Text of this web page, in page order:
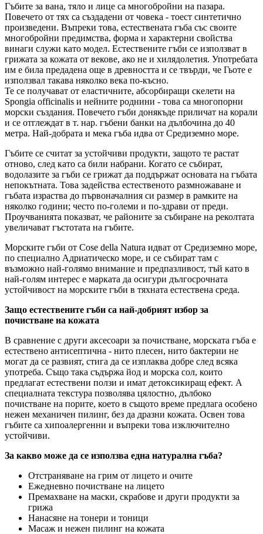
Гъбите за вана, тяло и лице са многобройни на пазара.
Повечето от тях са създадени от човека - тоест синтетично
произведени. Въпреки това, естествената гъба със своите
многобройни предимства, форма и характерни свойства
винаги служи като модел. Естествените гъби се използват в
грижата за кожата от векове, ако не и хилядолетия. Употребата
им е била предадена още в древността и се твърди, че Гьоте е
използвал такава няколко века по-късно.
Те се получават от еластичните, абсорбиращи скелети на
Spongia officinalis и нейните роднини - това са многопорни
морски създания. Повечето гъби донякъде приличат на корали
и се отглеждат в т. нар. гъбени банки на дълбочина до 40
метра. Най-добрата и мека гъба идва от Средиземно море.
Гъбите се считат за устойчиви продукти, защото те растат
отново, след като са били набрани. Когато се събират,
водолазите за гъби се грижат да поддържат основата на гъбата
непокътната. Това задейства естественото размножаване и
гъбата израства до първоначалния си размер в рамките на
няколко години; често по-големи и по-здрави от преди.
Проучванията показват, че районите за събиране на реколтата
увеличават гъстотата на гъбите.
Морските гъби от Cose della Natura идват от Средиземно море,
по специално Адриатическо море, и се събират там с
възможно най-голямо внимание и предпазливост, тъй като в
най-голям интерес е марката да осигури дългосрочната
устойчивост на морските гъби в тяхната естествена среда.
Защо естествените гъби са най-добрият избор за
почистване на кожата
В сравнение с други аксесоари за почистване, морската гъба е
естествено антисептична - нито плесен, нито бактерии не
могат да се развият, стига да се изплаква добре след всяка
употреба. Също така съдържа йод и морска сол, които
предлагат естествени ползи и имат детоксикиращ ефект. А
специалната текстура позволява цялостно, дълбоко
почистване на порите, което в същото време предлага особено
нежен механичен пилинг, без да дразни кожата. Освен това
гъбите са хипоалергенни и въпреки това изключително
устойчиви.
За какво може да се използва една натурална гъба?
Отстраняване на грим от лицето и очите
Ежедневно почистване на лицето
Премахване на маски, скрабове и други продукти за
грижа
Нанасяне на тонери и тоници
Масаж и нежен пилинг на кожата